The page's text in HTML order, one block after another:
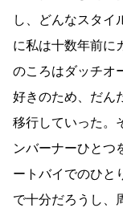
し、どんなスタイ
に私は十数年前に
のころはダッチオ
好きのため、だん
移行していった。
ンバーナーひとつ
ートバイでのひと
で十分だろうし、